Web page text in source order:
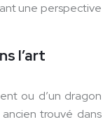
une perspective
l’art
ou d’un dragon
trouvé dans